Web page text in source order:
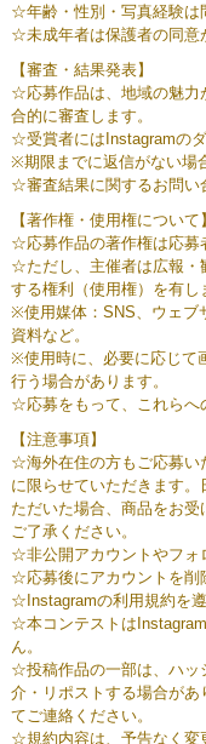
☆年齢・性別・写真経験は
☆未成年者は保護者の同意
【審査・結果発表】
☆応募作品は、地域の魅力
合的に審査します。
☆受賞者にはInstagramの
※期限までに返信がない場
☆審査結果に関するお問い
【著作権・使用権について】
☆応募作品の著作権は応募
☆ただし、主催者は広報・
する権利（使用権）を有し
※使用媒体：SNS、ウェブ
資料など。
※使用時に、必要に応じて
行う場合があります。
☆応募をもって、これらへ
【注意事項】
☆海外在住の方もご応募い
に限らせていただきます
ただいた場合、商品をお
ご了承ください。
☆非公開アカウントやフォ
☆応募後にアカウントを削
☆Instagramの利用規約を遵
☆本コンテストは
ん。
☆投稿作品の一部は、ハッ
介・リポストする場合が
てご連絡ください。
☆規約内容は、予告なく変